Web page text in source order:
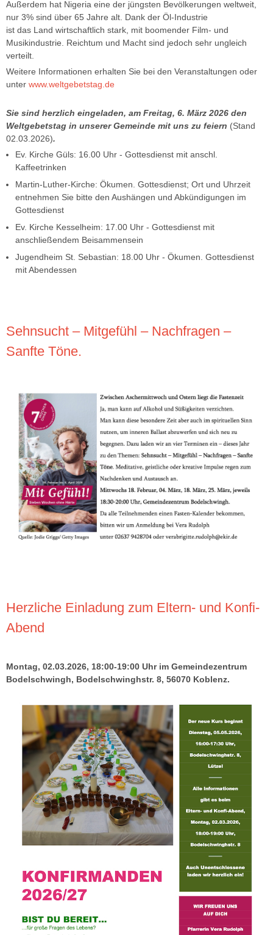
Außerdem hat Nigeria eine der jüngsten Bevölkerungen weltweit,
nur 3% sind über 65 Jahre alt. Dank der Öl-Industrie
ist das Land wirtschaftlich stark, mit boomender Film- und
Musikindustrie. Reichtum und Macht sind jedoch sehr ungleich
verteilt.
Weitere Informationen erhalten Sie bei den Veranstaltungen oder
unter www.weltgebetstag.de
Sie sind herzlich eingeladen, am Freitag, 6. März 2026 den
Weltgebetstag in unserer Gemeinde mit uns zu feiern (Stand
02.03.2026).
Ev. Kirche Güls: 16.00 Uhr - Gottesdienst mit anschl.
Kaffeetrinken
Martin-Luther-Kirche: Ökumen. Gottesdienst; Ort und Uhrzeit
entnehmen Sie bitte den Aushängen und Abkündigungen im
Gottesdienst
Ev. Kirche Kesselheim: 17.00 Uhr - Gottesdienst mit
anschließendem Beisammensein
Jugendheim St. Sebastian: 18.00 Uhr - Ökumen. Gottesdienst
mit Abendessen
Sehnsucht – Mitgefühl – Nachfragen –
Sanfte Töne.
Herzliche Einladung zum Eltern- und Konfi-
Abend
Montag, 02.03.2026, 18:00-19:00 Uhr im Gemeindezentrum
Bodelschwingh, Bodelschwinghstr. 8, 56070 Koblenz.